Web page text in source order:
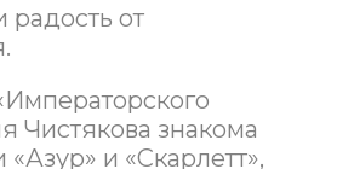
радость от
Чистякова знакома
и «Скарлетт»,